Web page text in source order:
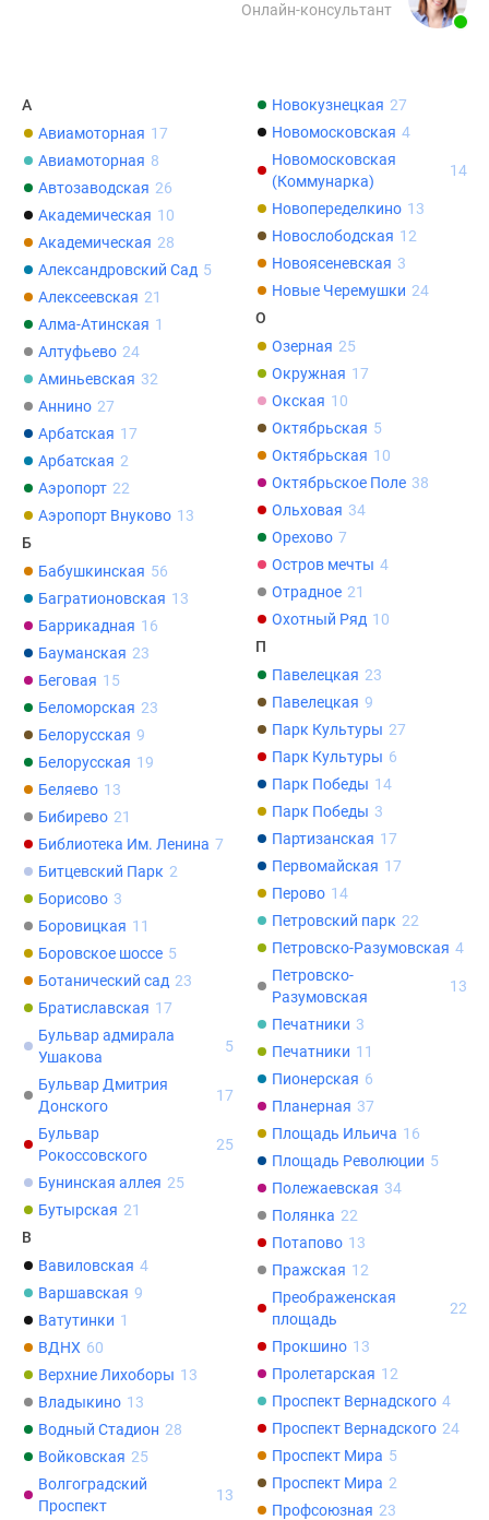
комнатные
комнатные
комнатные
Квартиры
карте
Ипотечный
калькулятор
Семейная
ипотека
Военная
ипотека
Банки
программы
Медиа
Новости
недвижимости
Мнение
эксперта
рынка
Покупателю
Экспертиза
новостроек
Эксперты
авторы
проекте
Контакты
Реклама
сайте
Дзен
Машино-
места
Апартаменты
#траншевая
ипотека
#рассрочка
ипотека
Квартиры
скидками
41%
Видео
новостроек
Онлайн-консультант
А
Авиамоторная 17
Авиамоторная 8
Автозаводская 26
Академическая 10
Академическая 28
Александровский Сад 5
Алексеевская 21
Алма-Атинская 1
Алтуфьево 24
Аминьевская 32
Аннино 27
Арбатская 17
Арбатская 2
Аэропорт 22
Аэропорт Внуково 13
Б
Бабушкинская 56
Багратионовская 13
Баррикадная 16
Бауманская 23
Беговая 15
Беломорская 23
Белорусская 9
Белорусская 19
Беляево 13
Бибирево 21
Библиотека Им. Ленина 7
Битцевский Парк 2
Борисово 3
Боровицкая 11
Боровское шоссе 5
Ботанический сад 23
Братиславская 17
Бульвар адмирала
Ушакова
5
Бульвар Дмитрия
Донского
17
Бульвар
Рокоссовского
25
Бунинская аллея 25
Бутырская 21
В
Вавиловская 4
Варшавская 9
Ватутинки 1
ВДНХ 60
Верхние Лихоборы 13
Владыкино 13
Водный Стадион 28
Войковская 25
Волгоградский
Проспект
13
Новокузнецкая 27
Новомосковская 4
Новомосковская
(Коммунарка)
14
Новопеределкино 13
Новослободская 12
Новоясеневская 3
Новые Черемушки 24
О
Озерная 25
Окружная 17
Окская 10
Октябрьская 5
Октябрьская 10
Октябрьское Поле 38
Ольховая 34
Орехово 7
Остров мечты 4
Отрадное 21
Охотный Ряд 10
П
Павелецкая 23
Павелецкая 9
Парк Культуры 27
Парк Культуры 6
Парк Победы 14
Парк Победы 3
Партизанская 17
Первомайская 17
Перово 14
Петровский парк 22
Петровско-Разумовская 4
Петровско-
Разумовская
13
Печатники 3
Печатники 11
Пионерская 6
Планерная 37
Площадь Ильича 16
Площадь Революции 5
Полежаевская 34
Полянка 22
Потапово 13
Пражская 12
Преображенская
площадь
22
Прокшино 13
Пролетарская 12
Проспект Вернадского 4
Проспект Вернадского 24
Проспект Мира 5
Проспект Мира 2
Профсоюзная 23